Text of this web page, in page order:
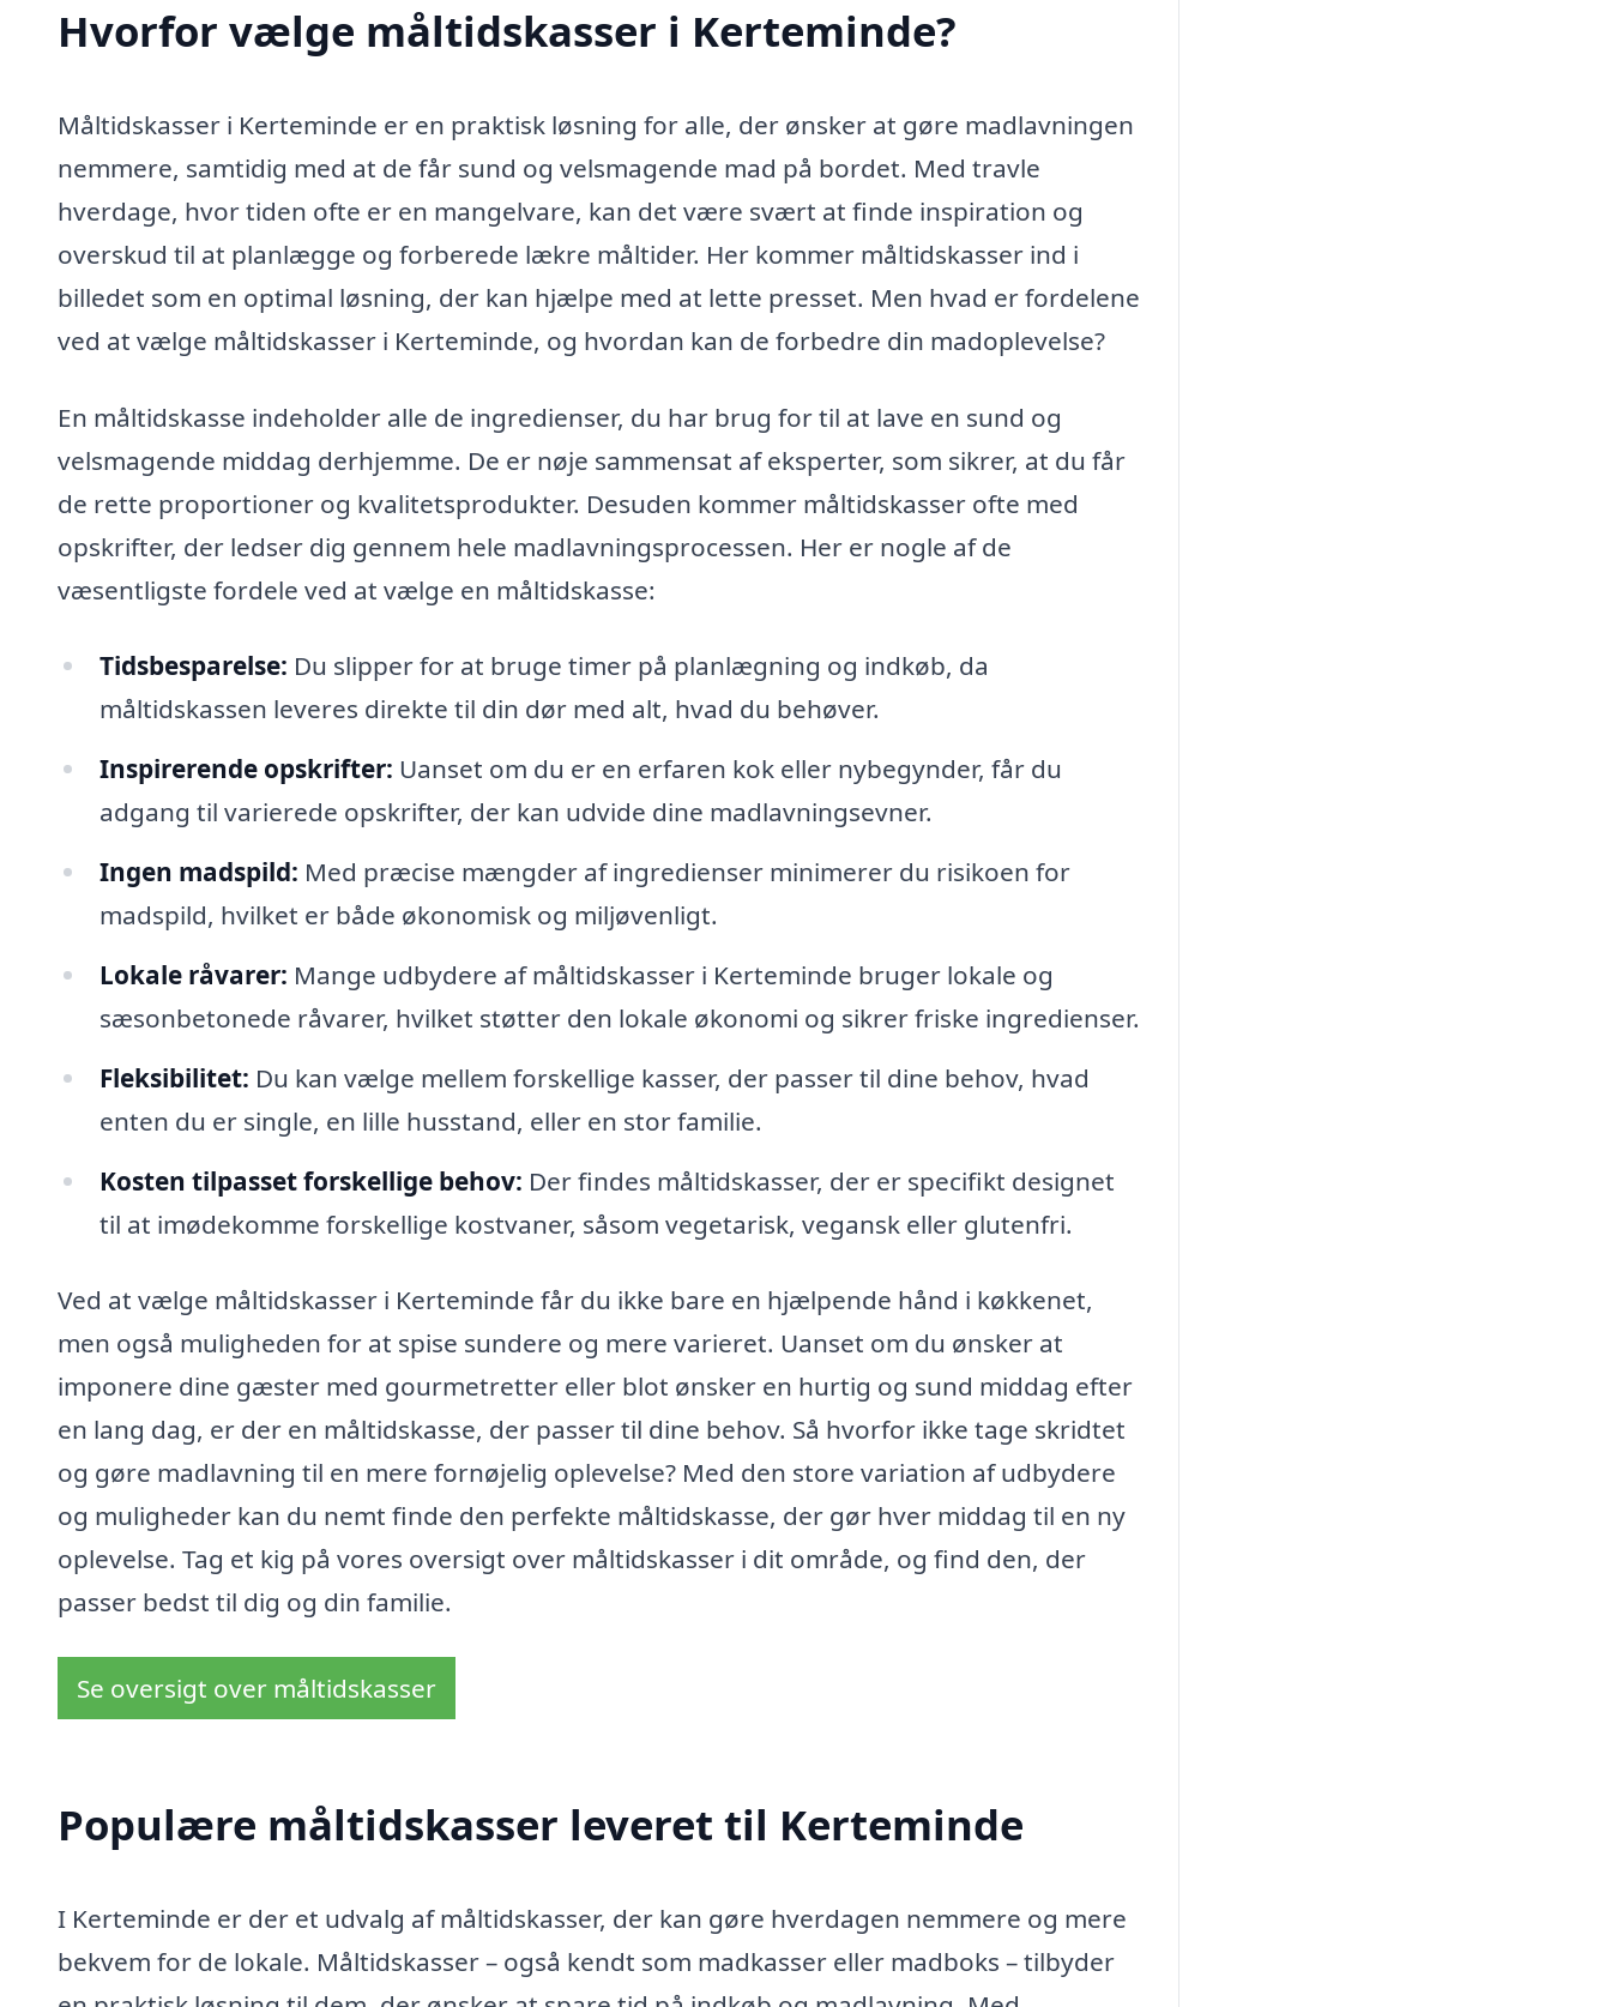
Hvorfor vælge måltidskasser i Kerteminde?
Måltidskasser i Kerteminde er en praktisk løsning for alle, der ønsker at gøre madlavningen
nemmere, samtidig med at de får sund og velsmagende mad på bordet. Med travle
hverdage, hvor tiden ofte er en mangelvare, kan det være svært at finde inspiration og
overskud til at planlægge og forberede lækre måltider. Her kommer måltidskasser ind i
billedet som en optimal løsning, der kan hjælpe med at lette presset. Men hvad er fordelene
ved at vælge måltidskasser i Kerteminde, og hvordan kan de forbedre din madoplevelse?
En måltidskasse indeholder alle de ingredienser, du har brug for til at lave en sund og
velsmagende middag derhjemme. De er nøje sammensat af eksperter, som sikrer, at du får
de rette proportioner og kvalitetsprodukter. Desuden kommer måltidskasser ofte med
opskrifter, der ledser dig gennem hele madlavningsprocessen. Her er nogle af de
væsentligste fordele ved at vælge en måltidskasse:
Tidsbesparelse: Du slipper for at bruge timer på planlægning og indkøb, da
måltidskassen leveres direkte til din dør med alt, hvad du behøver.
Inspirerende opskrifter: Uanset om du er en erfaren kok eller nybegynder, får du
adgang til varierede opskrifter, der kan udvide dine madlavningsevner.
Ingen madspild: Med præcise mængder af ingredienser minimerer du risikoen for
madspild, hvilket er både økonomisk og miljøvenligt.
Lokale råvarer: Mange udbydere af måltidskasser i Kerteminde bruger lokale og
sæsonbetonede råvarer, hvilket støtter den lokale økonomi og sikrer friske ingredienser.
Fleksibilitet: Du kan vælge mellem forskellige kasser, der passer til dine behov, hvad
enten du er single, en lille husstand, eller en stor familie.
Kosten tilpasset forskellige behov: Der findes måltidskasser, der er specifikt designet
til at imødekomme forskellige kostvaner, såsom vegetarisk, vegansk eller glutenfri.
Ved at vælge måltidskasser i Kerteminde får du ikke bare en hjælpende hånd i køkkenet,
men også muligheden for at spise sundere og mere varieret. Uanset om du ønsker at
imponere dine gæster med gourmetretter eller blot ønsker en hurtig og sund middag efter
en lang dag, er der en måltidskasse, der passer til dine behov. Så hvorfor ikke tage skridtet
og gøre madlavning til en mere fornøjelig oplevelse? Med den store variation af udbydere
og muligheder kan du nemt finde den perfekte måltidskasse, der gør hver middag til en ny
oplevelse. Tag et kig på vores oversigt over måltidskasser i dit område, og find den, der
passer bedst til dig og din familie.
Se oversigt over måltidskasser
Populære måltidskasser leveret til Kerteminde
I Kerteminde er der et udvalg af måltidskasser, der kan gøre hverdagen nemmere og mere
bekvem for de lokale. Måltidskasser – også kendt som madkasser eller madboks – tilbyder